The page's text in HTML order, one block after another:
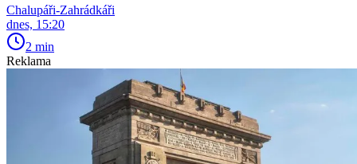
Chalupáři-Zahrádkáři
dnes, 15:20
2 min
Reklama